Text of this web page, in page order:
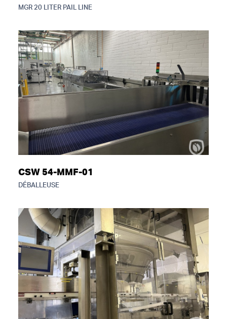
MGR 20 LITER PAIL LINE
CSW 54-MMF-01
DÉBALLEUSE